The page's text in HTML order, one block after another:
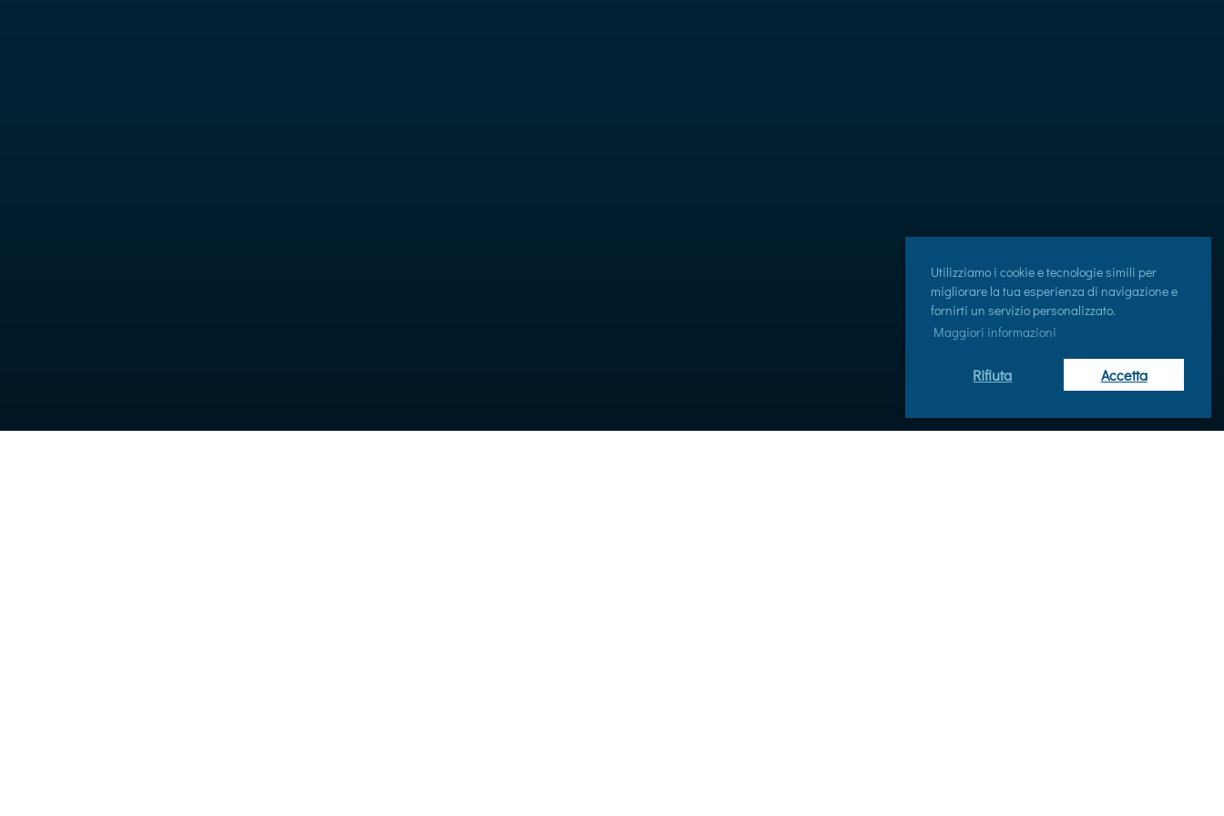
Utilizziamo i cookie e tecnologie simili per
migliorare la tua esperienza di navigazione e
fornirti un servizio personalizzato.
Maggiori informazioni
Rifiuta Accetta